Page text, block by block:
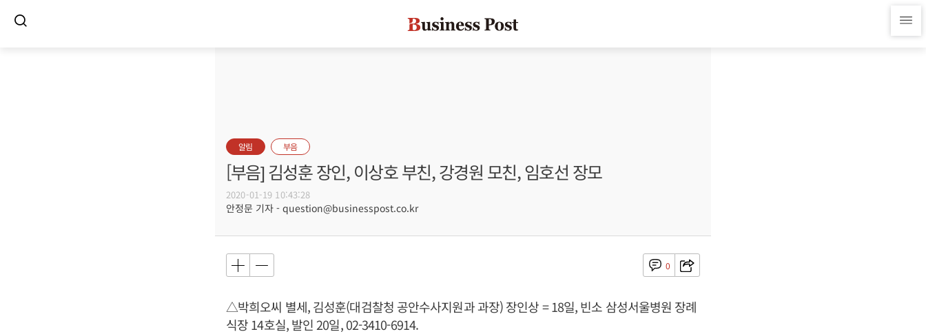
알림 부음
[부음] 김성훈 장인, 이상호 부친, 강경원 모친, 임호선 장모
2020-01-19 10:43:28
안정문 기자 - question@businesspost.co.kr
0
△박희오씨 별세, 김성훈(대검찰청 공안수사지원과 과장) 장인상 = 18일, 빈소 삼성서울병원 장례
식장 14호실, 발인 20일, 02-3410-6914.